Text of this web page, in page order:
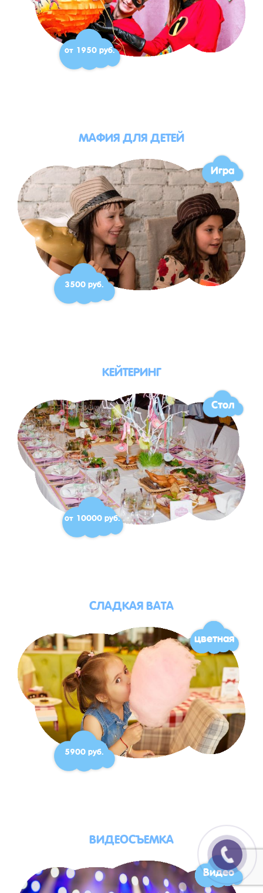
от 1950 руб.
МАФИЯ ДЛЯ ДЕТЕЙ
Игра
3500 руб.
КЕЙТЕРИНГ
Стол
от 10000 руб.
СЛАДКАЯ ВАТА
цветная
5900 руб.
ВИДЕОСЪЕМКА
Видео